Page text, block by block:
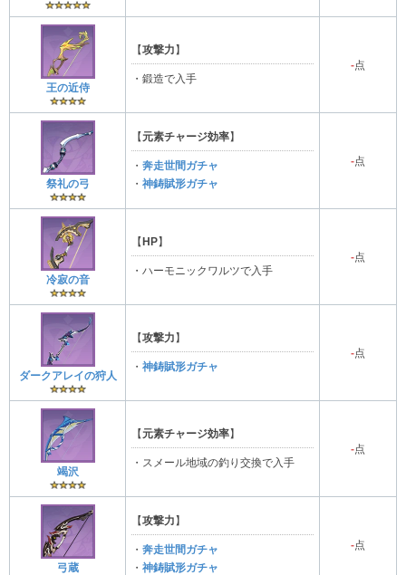
王の近侍
【攻撃力 】
・鍛造で入手
-点
祭礼の弓
【元素チャージ効率】
・ 奔走世間ガチャ
・ 神鋳賦形ガチャ
-点
冷寂の音
【 HP】
・ハーモニックワルツで入手
-点
ダークアレイの狩人
【攻撃力 】
・ 神鋳賦形ガチャ
-点
竭沢
【元素チャージ効率】
・スメール地域の釣り交換で入手
-点
弓蔵
【攻撃力 】
・ 奔走世間ガチャ
・ 神鋳賦形ガチャ
-点